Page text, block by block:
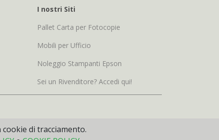
I nostri Siti
Pallet Carta per Fotocopie
Mobili per Ufficio
Noleggio Stampanti Epson
Sei un Rivenditore? Accedi qui!
di tracciamento.